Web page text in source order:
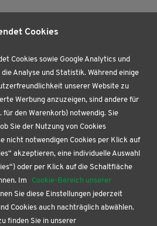
Cookies
Cookies sowie Google Analytics und
Analyse und Statistik. Während einige
unserer Website zu
Werbung anzuzeigen, sind andere für
für den Warenkorb) notwendig. Sie
Sie der Nutzung von Cookies
nicht notwendigen Cookies per Klick auf
akzeptieren, eine individuelle Auswahl
oder per Klick auf die Schaltfläche
Im
Cookie-Bereich unserer
Sie diese Einstellungen jederzeit
Cookies auch nachträglich abwählen.
finden Sie in unserer